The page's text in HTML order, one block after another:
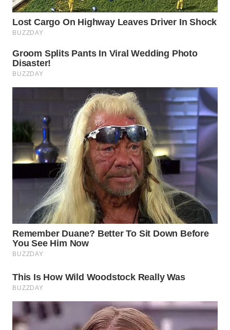
TANGERANG
WN
WN
INDRAMAYU
WN
KUNINGAN
WN
MAJALENGKA
WN
SUBANG
SUKABUMI
PURWAKARTA